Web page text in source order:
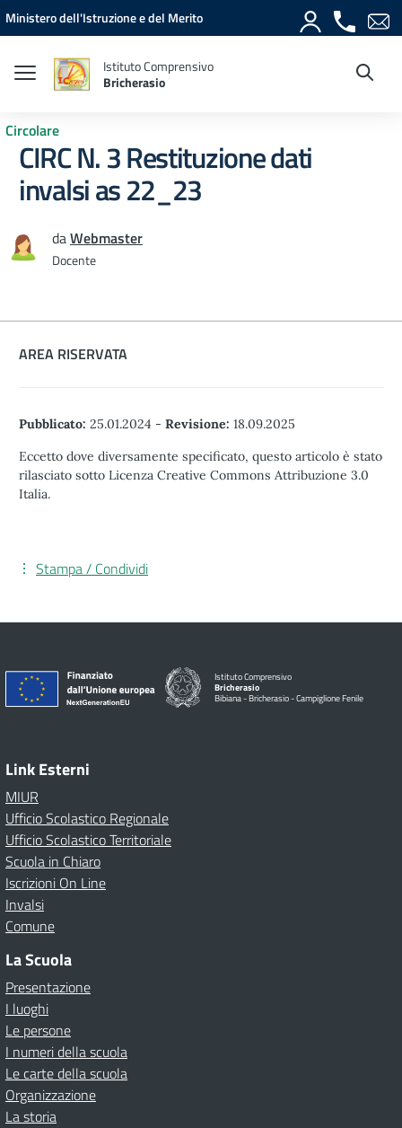
Vai ai contenuti
Vai al menu di navigazione
Vai al footer
Ministero dell'Istruzione e del Merito
Istituto Comprensivo
Bricherasio
Circolare
CIRC N. 3 Restituzione dati
invalsi as 22_23
daWebmaster
Docente
AREA RISERVATA
Pubblicato: 25.01.2024 - Revisione: 18.09.2025
Eccetto dove diversamente specificato, questo articolo è stato
rilasciato sotto Licenza Creative Commons Attribuzione 3.0
Italia.
Stampa / Condividi
Istituto Comprensivo
Bricherasio
Bibiana - Bricherasio - Campiglione Fenile
Link Esterni
MIUR
Ufficio Scolastico Regionale
Ufficio Scolastico Territoriale
Scuola in Chiaro
Iscrizioni On Line
Invalsi
Comune
La Scuola
Presentazione
I luoghi
Le persone
I numeri della scuola
Le carte della scuola
Organizzazione
La storia